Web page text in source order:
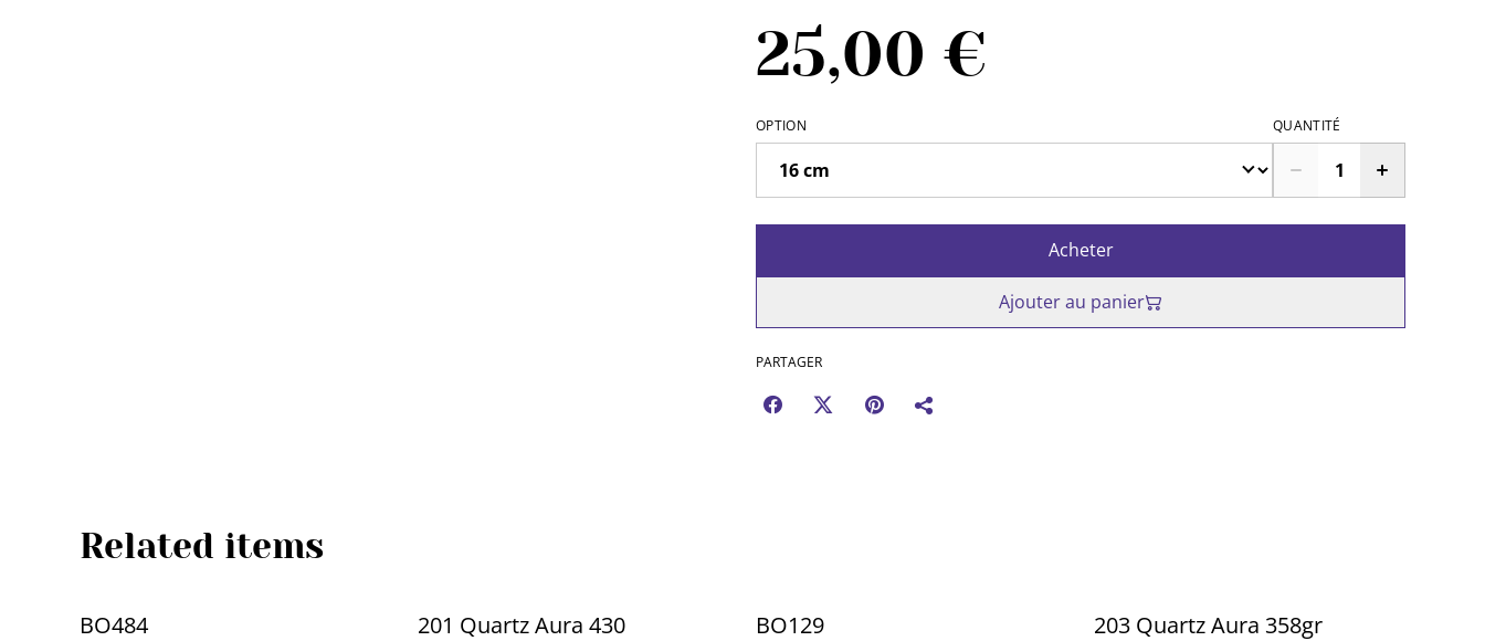
25,00 €
OPTION QUANTITÉ
Acheter
Ajouter au panier
PARTAGER
Related items
BO484 201 Quartz Aura 430 BO129 203 Quartz Aura 358gr